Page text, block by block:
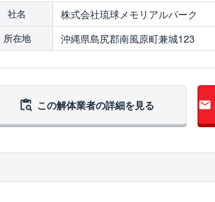
社名 株式会社琉球メモリアルパーク
所在地 沖縄県島尻郡南風原町兼城123
この解体業者の詳細を見る